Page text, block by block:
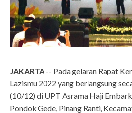
JAKARTA -- Pada gelaran Rapat
Lazismu 2022 yang berlangsung
(10/12) di UPT Asrama Haji
Pondok Gede, Pinang Ranti,